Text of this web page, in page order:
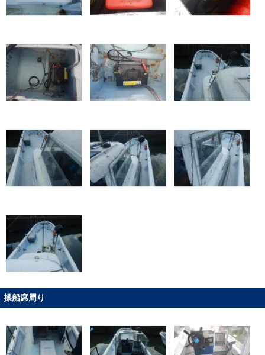
操船席周り